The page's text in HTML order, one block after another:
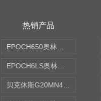
热销产品